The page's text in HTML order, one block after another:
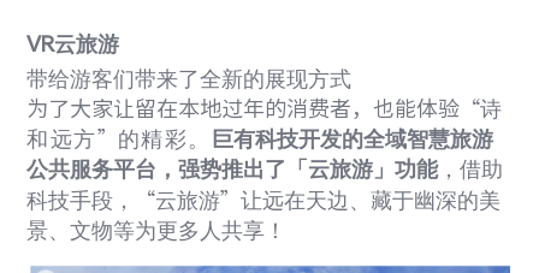
VR云旅游
带给游客们带来了全新的展现方式
为了大家让留在本地过年的消费者，也能体验 “诗
和远方” 的精彩。
巨有科技开发的全域智慧旅游
公共服务平台，强势推出了「云旅游」功能，借助
科技手段，
“云旅游”让远在天边、藏于幽深的美
景、文物等为更多人共享！